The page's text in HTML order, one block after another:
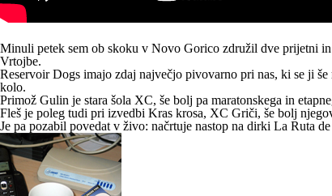
Minuli petek sem ob skoku v Novo Gorico združil dve prijetni
Vrtojbe.
Reservoir Dogs imajo zdaj največjo pivovarno pri nas, ki se ji
kolo.
Primož Gulin je stara šola XC, še bolj pa maratonskega in
Fleš je poleg tudi pri izvedbi Kras krosa, XC Griči, še bolj
Je pa pozabil povedat v živo: načrtuje nastop na dirki La Ruta